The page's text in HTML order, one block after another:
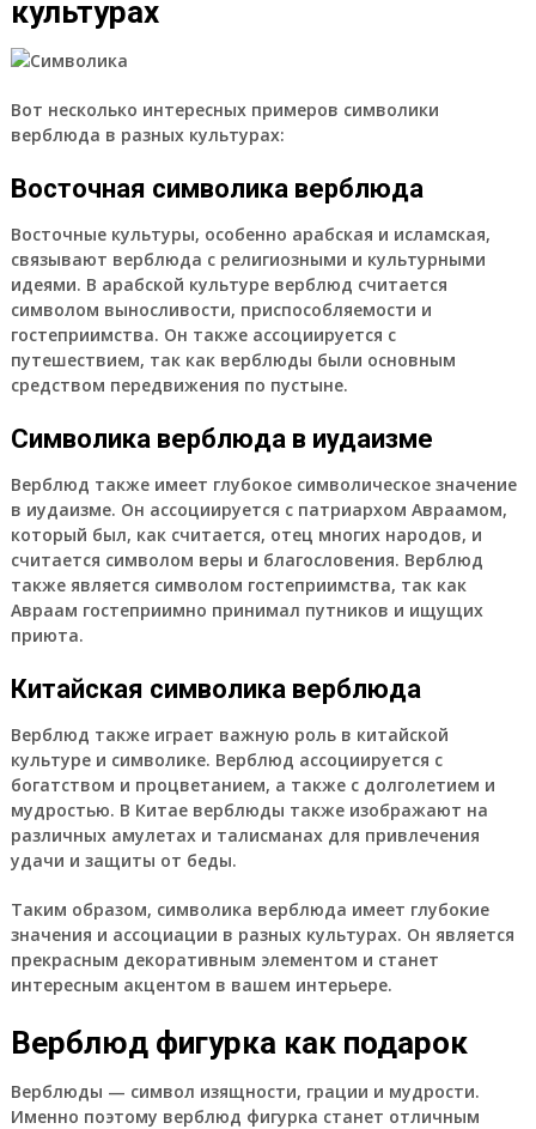
культурах
Вот несколько интересных примеров символики
верблюда в разных культурах:
Восточная символика верблюда
Восточные культуры, особенно арабская и исламская,
связывают верблюда с религиозными и культурными
идеями. В арабской культуре верблюд считается
символом выносливости, приспособляемости и
гостеприимства. Он также ассоциируется с
путешествием, так как верблюды были основным
средством передвижения по пустыне.
Символика верблюда в иудаизме
Верблюд также имеет глубокое символическое значение
в иудаизме. Он ассоциируется с патриархом Авраамом,
который был, как считается, отец многих народов, и
считается символом веры и благословения. Верблюд
также является символом гостеприимства, так как
Авраам гостеприимно принимал путников и ищущих
приюта.
Китайская символика верблюда
Верблюд также играет важную роль в китайской
культуре и символике. Верблюд ассоциируется с
богатством и процветанием, а также с долголетием и
мудростью. В Китае верблюды также изображают на
различных амулетах и талисманах для привлечения
удачи и защиты от беды.
Таким образом, символика верблюда имеет глубокие
значения и ассоциации в разных культурах. Он является
прекрасным декоративным элементом и станет
интересным акцентом в вашем интерьере.
Верблюд фигурка как подарок
Верблюды — символ изящности, грации и мудрости.
Именно поэтому верблюд фигурка станет отличным